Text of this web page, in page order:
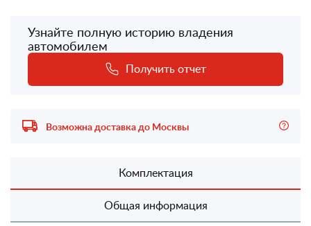
Узнайте полную историю владения
автомобилем
Получить отчет
Возможна доставка до Москвы
Комплектация
Общая информация